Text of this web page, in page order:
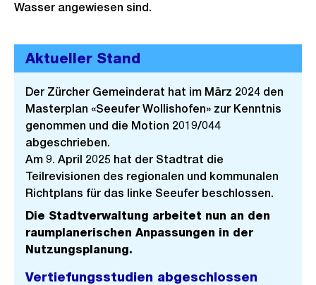
Wasser angewiesen sind.
Aktueller Stand
Der Zürcher Gemeinderat hat im März 2024 den
Masterplan «Seeufer Wollishofen» zur Kenntnis
genommen und die Motion 2019/044
abgeschrieben.
Am 9. April 2025 hat der Stadtrat die
Teilrevisionen des regionalen und kommunalen
Richtplans für das linke Seeufer beschlossen.
Die Stadtverwaltung arbeitet nun an den
raumplanerischen Anpassungen in der
Nutzungsplanung.
Vertiefungsstudien abgeschlossen